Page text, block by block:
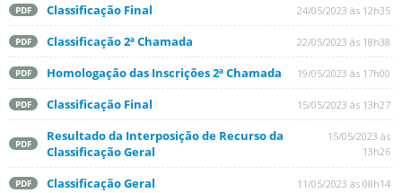
PDF Classificação Final 24/05/2023 às 12h35
PDF Classificação 2ª Chamada 22/05/2023 às 18h38
PDF Homologação das Inscrições 2ª Chamada 19/05/2023 às 17h00
PDF Classificação Final 15/05/2023 às 13h27
PDF
Resultado da Interposição de Recurso da
Classificação Geral
15/05/2023 às
13h26
PDF Classificação Geral 11/05/2023 às 08h14